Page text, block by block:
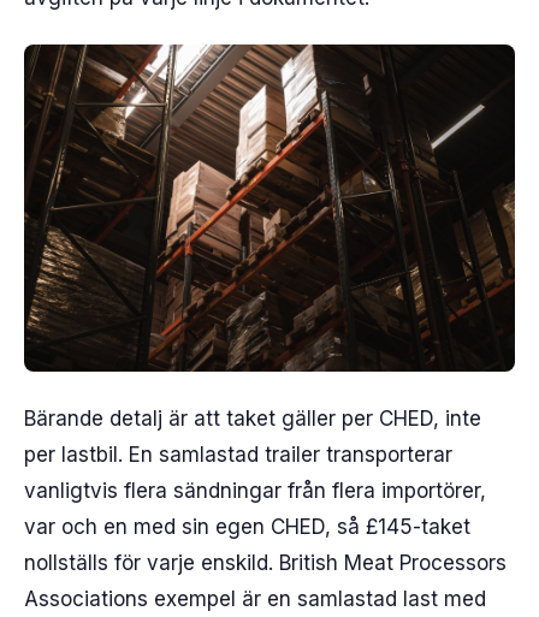
Bärande detalj är att taket gäller per CHED, inte
per lastbil. En samlastad trailer transporterar
vanligtvis flera sändningar från flera importörer,
var och en med sin egen CHED, så £145-taket
nollställs för varje enskild. British Meat Processors
Associations exempel är en samlastad last med